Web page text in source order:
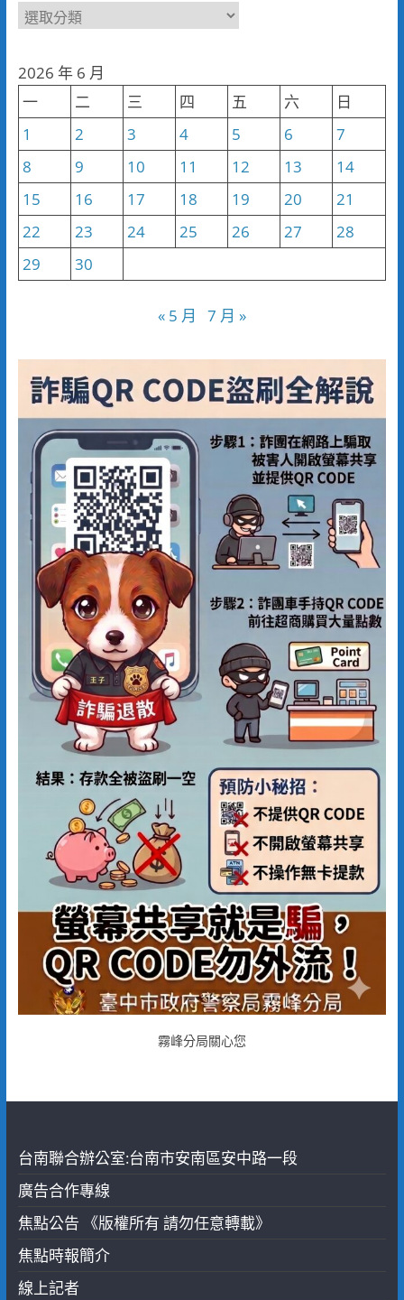
新
類
2026 年 6 月
一
二 三 四 五 六
日
1
2 3 4 5 6
7
8
9 10 11 12 13
14
15
16 17 18 19 20
21
22
23 24 25 26 27
28
29
30
« 5 月 7 月 »
霧峰分局關心您
台南聯合辦公室:台南市安南區安中路一段
廣告合作專線
焦點公告 《版權所有 請勿任意轉載》
焦點時報簡介
線上記者